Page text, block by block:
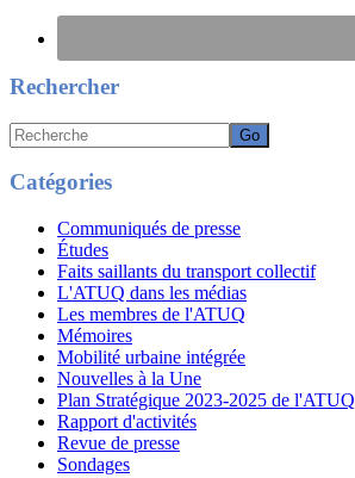
Rechercher
Recherche
Catégories
Communiqués de presse
Études
Faits saillants du transport collectif
L'ATUQ dans les médias
Les membres de l'ATUQ
Mémoires
Mobilité urbaine intégrée
Nouvelles à la Une
Plan Stratégique 2023-2025 de l'ATUQ
Rapport d'activités
Revue de presse
Sondages